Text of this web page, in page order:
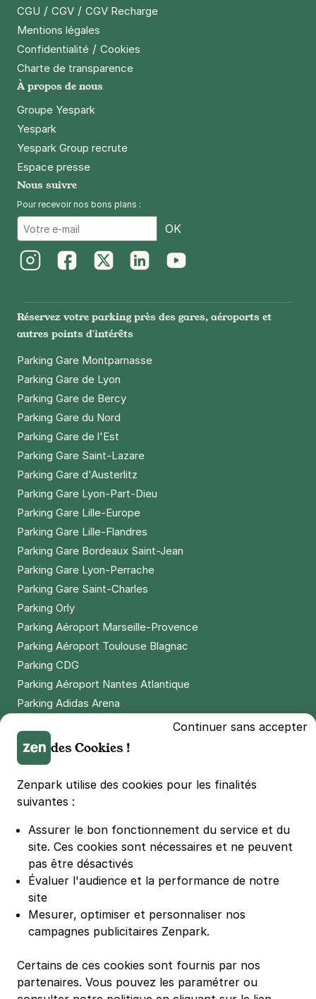
CGU / CGV / CGV Recharge
Mentions légales
Confidentialité / Cookies
Charte de transparence
À propos de nous
Groupe Yespark
Yespark
Yespark Group recrute
Espace presse
Nous suivre
Pour recevoir nos bons plans :
OK
Réservez votre parking près des gares, aéroports et
autres points d'intérêts
Parking Gare Montparnasse
Parking Gare de Lyon
Parking Gare de Bercy
Parking Gare du Nord
Parking Gare de l'Est
Parking Gare Saint-Lazare
Parking Gare d'Austerlitz
Parking Gare Lyon-Part-Dieu
Parking Gare Lille-Europe
Parking Gare Lille-Flandres
Parking Gare Bordeaux Saint-Jean
Parking Gare Lyon-Perrache
Parking Gare Saint-Charles
Parking Orly
Parking Aéroport Marseille-Provence
Parking Aéroport Toulouse Blagnac
Parking CDG
Parking Aéroport Nantes Atlantique
Parking Adidas Arena
Parking LDLC Arena
Parking Stade Pierre Mauroy
Parking Groupama Stadium
Parking Vélodrome
Parking Bercy
Parking La Défense Arena
Parking Les 4 temps
Parking Nation
Parking Porte de Versailles
Parking Lille Grand Palais
Parking Casino Barrière Lille
Continuer sans accepter
des Cookies !
Zenpark utilise des cookies pour les finalités
suivantes :
Assurer le bon fonctionnement du service et du
site. Ces cookies sont nécessaires et ne peuvent
pas être désactivés
Évaluer l'audience et la performance de notre
site
Mesurer, optimiser et personnaliser nos
campagnes publicitaires Zenpark.
Certains de ces cookies sont fournis par nos
partenaires. Vous pouvez les paramétrer ou